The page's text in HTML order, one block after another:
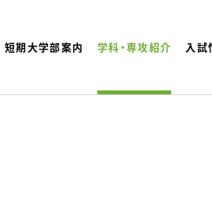
短期大学部案内 学科・専攻紹介 入試
よ